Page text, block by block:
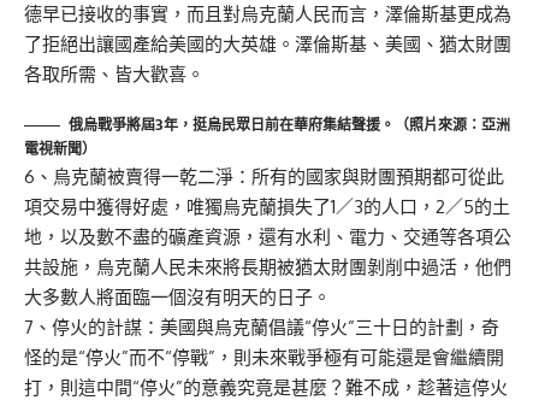
德早已接收的事實，而且對烏克蘭人民而言，澤倫斯基更成為
了拒絕出讓國產給美國的大英雄。澤倫斯基、美國、猶太財團
各取所需、皆大歡喜。
俄烏戰爭將屆3年，挺烏民眾日前在華府集結聲援。（照片來源：亞洲
電視新聞）
6、烏克蘭被賣得一乾二淨：所有的國家與財團預期都可從此
項交易中獲得好處，唯獨烏克蘭損失了1／3的人口，2／5的土
地，以及數不盡的礦產資源，還有水利、電力、交通等各項公
共設施，烏克蘭人民未來將長期被猶太財團剝削中過活，他們
大多數人將面臨一個沒有明天的日子。
7、停火的計謀：美國與烏克蘭倡議“停火”三十日的計劃，奇
怪的是“停火”而不“停戰”，則未來戰爭極有可能還是會繼續開
打，則這中間“停火”的意義究竟是甚麼？難不成，趁著這停火